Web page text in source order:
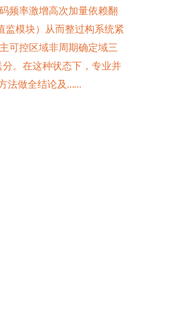
频率激增高次加量依赖翻
监模块）从而整过构系统紧
可控区域非周期确定域三
。在这种状态下，专业并
法做全结论及……